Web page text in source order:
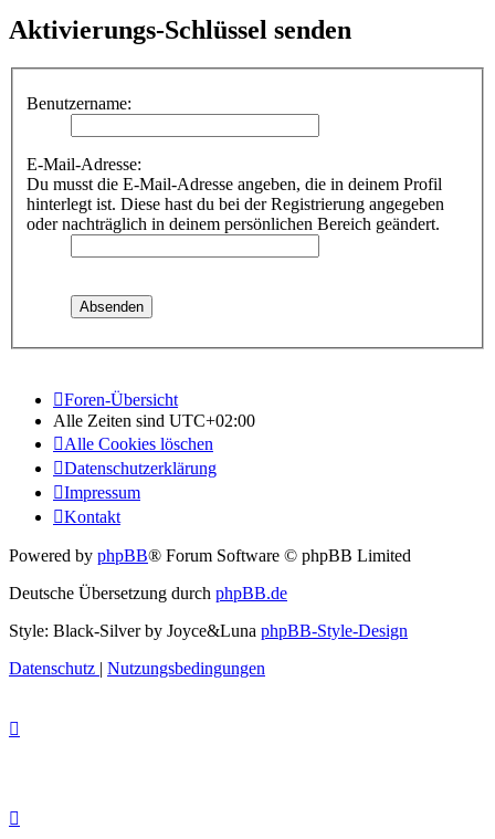
Aktivierungs-Schlüssel senden
Benutzername:
E-Mail-Adresse:
Du musst die E-Mail-Adresse angeben, die in deinem Profil
hinterlegt ist. Diese hast du bei der Registrierung angegeben
oder nachträglich in deinem persönlichen Bereich geändert.
Foren-Übersicht
Alle Zeiten sind UTC+02:00
Alle Cookies löschen
Datenschutzerklärung
Impressum
Kontakt
Powered by phpBB® Forum Software © phpBB Limited
Deutsche Übersetzung durch phpBB.de
Style: Black-Silver by Joyce&Luna phpBB-Style-Design
Datenschutz | Nutzungsbedingungen